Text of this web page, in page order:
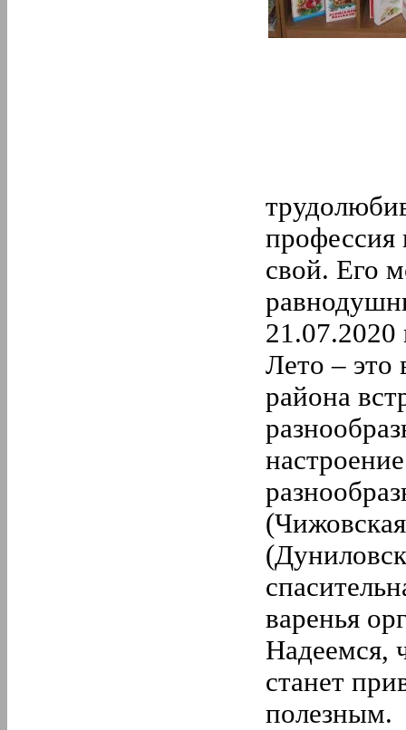
свой. Его
21.07.2020
Лето – это
района
варенья
Надеемся,
станет
полезным.